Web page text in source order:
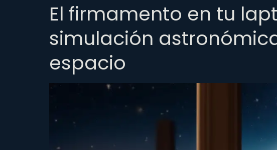
El firmamento en tu
simulación
espacio